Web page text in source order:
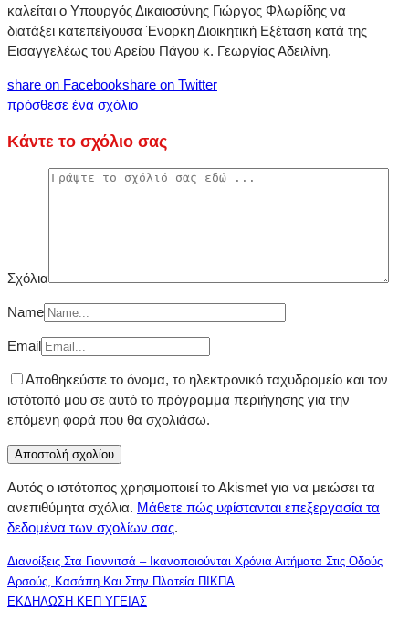
καλείται ο Υπουργός Δικαιοσύνης Γιώργος Φλωρίδης να
διατάξει κατεπείγουσα Ένορκη Διοικητική Εξέταση κατά της
Εισαγγελέως του Αρείου Πάγου κ. Γεωργίας Αδειλίνη.
share on Facebookshare on Twitter
πρόσθεσε ένα σχόλιο
Κάντε το σχόλιο σας
Σχόλια
Name
Email
Αποθηκεύστε το όνομα, το ηλεκτρονικό ταχυδρομείο και τον
ιστότοπό μου σε αυτό το πρόγραμμα περιήγησης για την
επόμενη φορά που θα σχολιάσω.
Αυτός ο ιστότοπος χρησιμοποιεί το Akismet για να μειώσει τα
ανεπιθύμητα σχόλια. Μάθετε πώς υφίστανται επεξεργασία τα
δεδομένα των σχολίων σας.
Διανοίξεις Στα Γιαννιτσά – Ικανοποιούνται Χρόνια Αιτήματα Στις Οδούς
Αρσούς, Κασάπη Και Στην Πλατεία ΠΙΚΠΑ
ΕΚΔΗΛΩΣΗ ΚΕΠ ΥΓΕΙΑΣ